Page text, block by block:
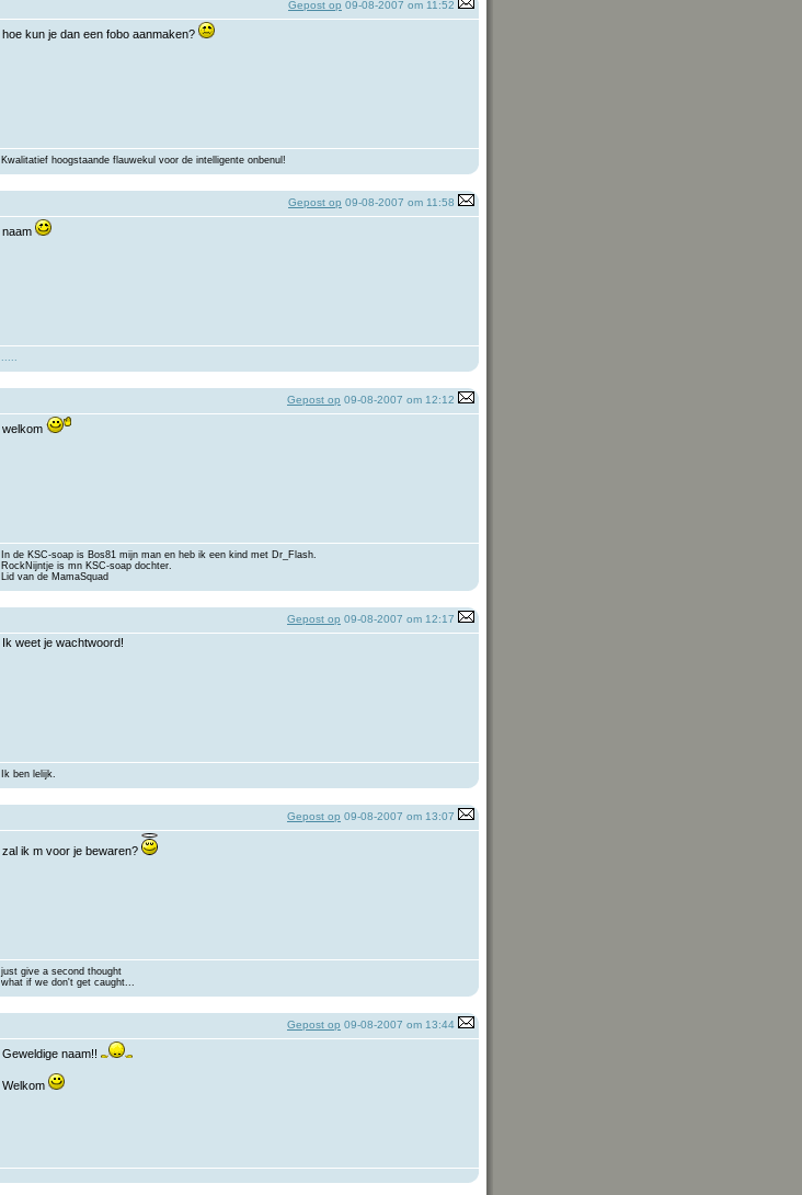
Gepost op 09-08-2007 om 11:52
hoe kun je dan een fobo aanmaken?
Kwalitatief hoogstaande flauwekul voor de intelligente onbenul!
Gepost op 09-08-2007 om 11:58
naam
.....
Gepost op 09-08-2007 om 12:12
welkom
In de KSC-soap is Bos81 mijn man en heb ik een kind met Dr_Flash.
RockNijntje is mn KSC-soap dochter.
Lid van de MamaSquad
Gepost op 09-08-2007 om 12:17
Ik weet je wachtwoord!
Ik ben lelijk.
Gepost op 09-08-2007 om 13:07
zal ik m voor je bewaren?
just give a second thought
what if we don't get caught...
Gepost op 09-08-2007 om 13:44
Geweldige naam!!
Welkom